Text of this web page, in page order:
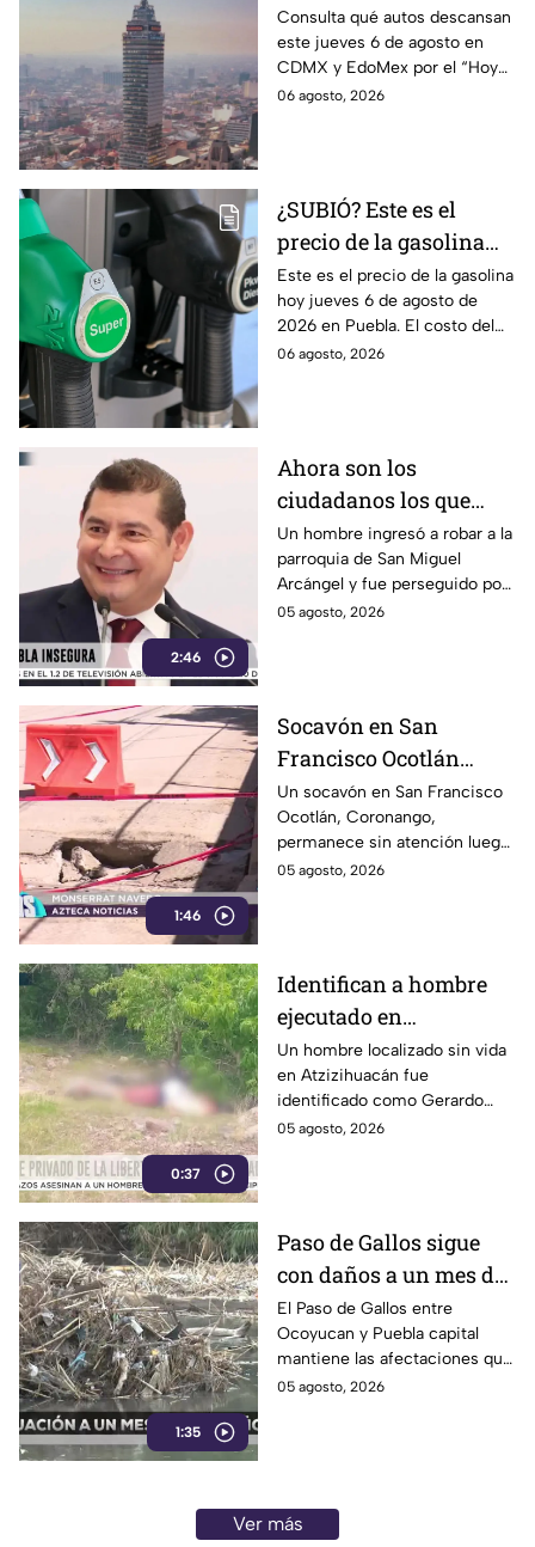
de agosto en CDMX y
EdoMex como parte del
Hoy No Circula
Consulta qué autos descansan
este jueves 6 de agosto en
CDMX y EdoMex por el “Hoy
No Circula"; evita multas y el
06 agosto, 2026
¿SUBIÓ? Este es el
precio de la gasolina
Puebla hoy jueves 6 de
agosto de 2026
Este es el precio de la gasolina
hoy jueves 6 de agosto de
2026 en Puebla. El costo del
combustible cambia todos los
06 agosto, 2026
2:46
Ahora son los
ciudadanos los que
detienen a los
delincuentes: feligreses
detienen a presunto
ladrón ante la
Armenta
Un hombre ingresó a robar a la
parroquia de San Miguel
Arcángel y fue perseguido por
los propios feligreses, quienes
vigilancia.
05 agosto, 2026
1:46
Socavón en San
Francisco Ocotlán
permanece abierto tras
lluvias
Un socavón en San Francisco
Ocotlán, Coronango,
permanece sin atención luego
de formarse hace más de 15
05 agosto, 2026
0:37
Identifican a hombre
ejecutado en
Atzizihuacán; fue
privado de la libertad
Un hombre localizado sin vida
en Atzizihuacán fue
identificado como Gerardo
“N”, de 27 años, quien
05 agosto, 2026
1:35
Paso de Gallos sigue
con daños a un mes de
afectaciones por
lluvias
El Paso de Gallos entre
Ocoyucan y Puebla capital
mantiene las afectaciones que
dejó el aumento del nivel del
05 agosto, 2026
Ver más